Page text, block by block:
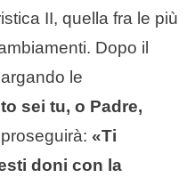
II, quella fra le più
Dopo il
le
sei tu, o Padre,
«Ti
doni con la